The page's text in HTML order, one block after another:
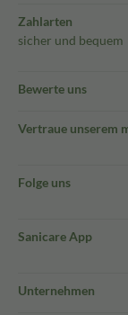
Zahlarten
sicher und bequem
Bewerte uns
Vertraue unserem
Folge uns
Sanicare App
Unternehmen